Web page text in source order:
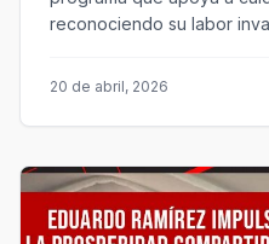
reconociendo su labor
20 de abril, 2026